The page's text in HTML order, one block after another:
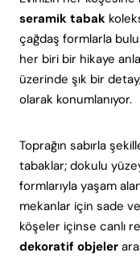
seramik tabak
çağdaş formlarla
her biri bir hikaye
üzerinde şık bir
olarak konumlanıyor.
Toprağın sabırla
tabaklar; dokulu
formlarıyla yaşam
mekanlar için sade
köşeler içinse canlı
dekoratif objeler